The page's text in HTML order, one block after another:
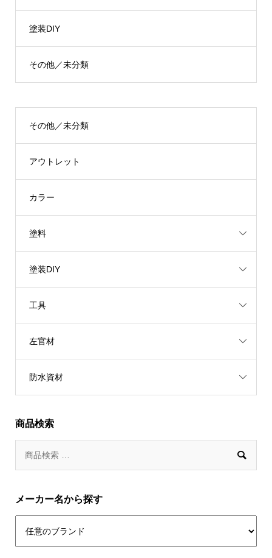
塗装DIY
その他／未分類
その他／未分類
アウトレット
カラー
塗料
塗装DIY
工具
左官材
防水資材
商品検索

メーカー名から探す